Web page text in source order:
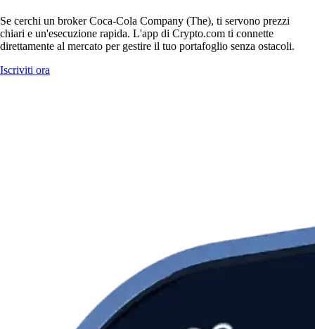
Se cerchi un broker Coca-Cola Company (The), ti servono prezzi
chiari e un'esecuzione rapida. L'app di Crypto.com ti connette
direttamente al mercato per gestire il tuo portafoglio senza ostacoli.
Iscriviti ora